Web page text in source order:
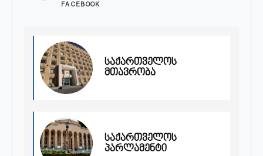
FACEBOOK
საქართველოს
მთავრობა
საქართველოს
პარლამენტი